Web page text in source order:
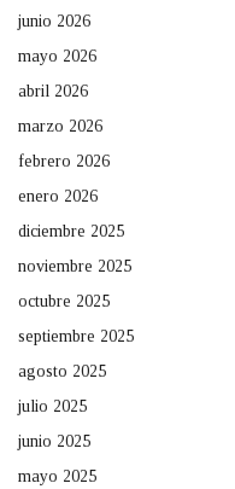
junio 2026
mayo 2026
abril 2026
marzo 2026
febrero 2026
enero 2026
diciembre 2025
noviembre 2025
octubre 2025
septiembre 2025
agosto 2025
julio 2025
junio 2025
mayo 2025